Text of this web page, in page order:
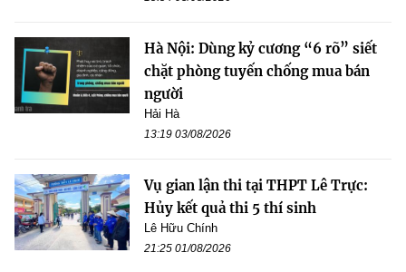
Hà Nội: Dùng kỷ cương “6 rõ” siết
chặt phòng tuyến chống mua bán
người
Hải Hà
13:19 03/08/2026
Vụ gian lận thi tại THPT Lê Trực:
Hủy kết quả thi 5 thí sinh
Lê Hữu Chính
21:25 01/08/2026